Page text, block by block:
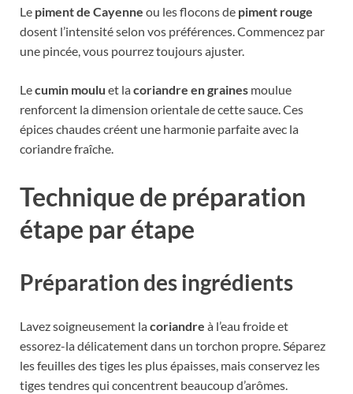
Le piment de Cayenne ou les flocons de piment rouge
dosent l’intensité selon vos préférences. Commencez par
une pincée, vous pourrez toujours ajuster.
Lecumin moulu et lacoriandre en graines moulue
renforcent la dimension orientale de cette sauce. Ces
épices chaudes créent une harmonie parfaite avec la
coriandre fraîche.
Technique de préparation
étape par étape
Préparation des ingrédients
Lavez soigneusement lacoriandre à l’eau froide et
essorez-la délicatement dans un torchon propre. Séparez
les feuilles des tiges les plus épaisses, mais conservez les
tiges tendres qui concentrent beaucoup d’arômes.